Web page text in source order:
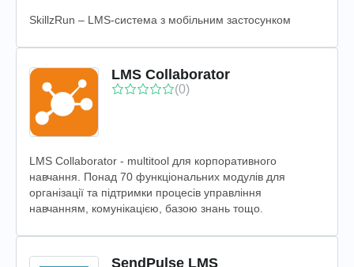
SkillzRun – LMS-система з мобільним застосунком
LMS Collaborator
(0)
LMS Collaborator - multitool для корпоративного
навчання. Понад 70 функціональних модулів для
організації та підтримки процесів управління
навчанням, комунікацією, базою знань тощо.
SendPulse LMS